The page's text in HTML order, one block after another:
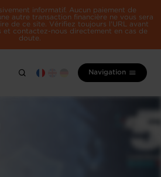
informatif. Aucun paiement de
autre transaction financière ne vous sera
de ce site. Vérifiez toujours l'URL avant
et contactez-nous directement en cas de
doute.
Navigation